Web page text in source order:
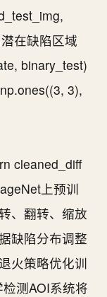
在缺陷区域
binary_test)
3),
cleaned_diff
上预训
、翻转、缩放
缺陷分布调整
火策略优化训
测AOI系统将